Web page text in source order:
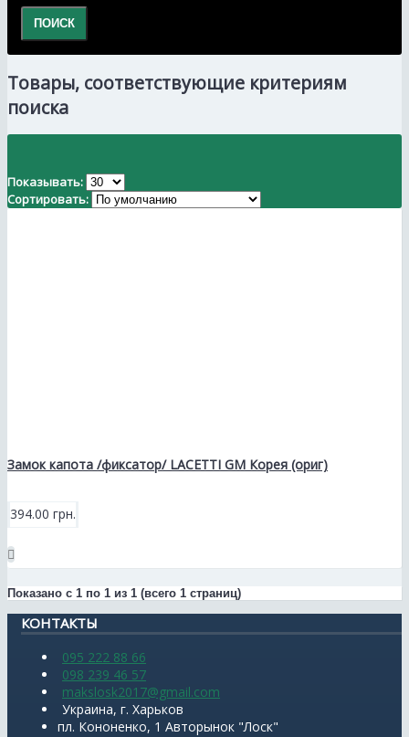
Товары, соответствующие критериям
поиска
Показывать:
Сортировать:
Замок капота /фиксатор/ LACETTI GM Корея (ориг)
394.00 грн.
Показано с 1 по 1 из 1 (всего 1 страниц)
КОНТАКТЫ
095 222 88 66
098 239 46 57
makslosk2017@gmail.com
Украина, г. Харьков
пл. Кононенко, 1 Авторынок "Лоск"